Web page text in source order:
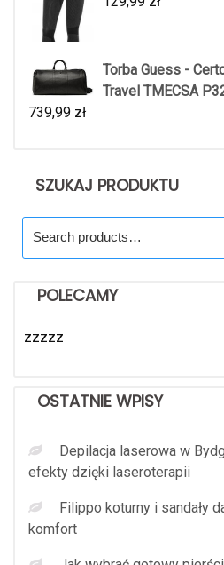
Torba Guess -
Travel TMECSA
739,99 zł
SZUKAJ PRODUKTU
for:
POLECAMY
zzzzz
OSTATNIE WPISY
Depilacja laserowa w
efekty dzięki laseroterapii
Filippo koturny i sandały
komfort